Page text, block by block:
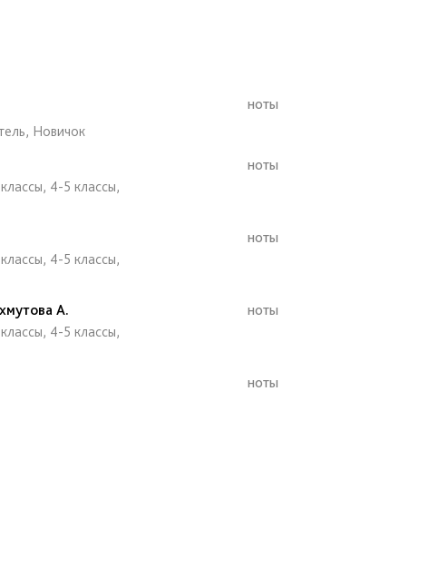
Новичок
ноты
4-5 классы,
ноты
4-5 классы,
ноты
А.
4-5 классы,
ноты
ноты